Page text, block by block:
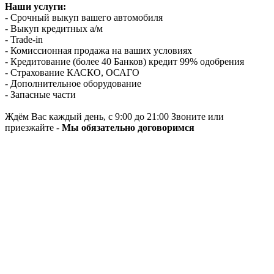
Наши услуги:
- Срочный выкуп вашего автомобиля
- Выкуп кредитных а/м
- Trade-in
- Комиссионная продажа на ваших условиях
- Кредитование (более 40 Банков) кредит 99% одобрения
- Страхование КАСКО, ОСАГО
- Дополнительное оборудование
- Запасные части
Ждём Вас каждый день, с 9:00 до 21:00 Звоните или
приезжайте - Мы обязательно договоримся